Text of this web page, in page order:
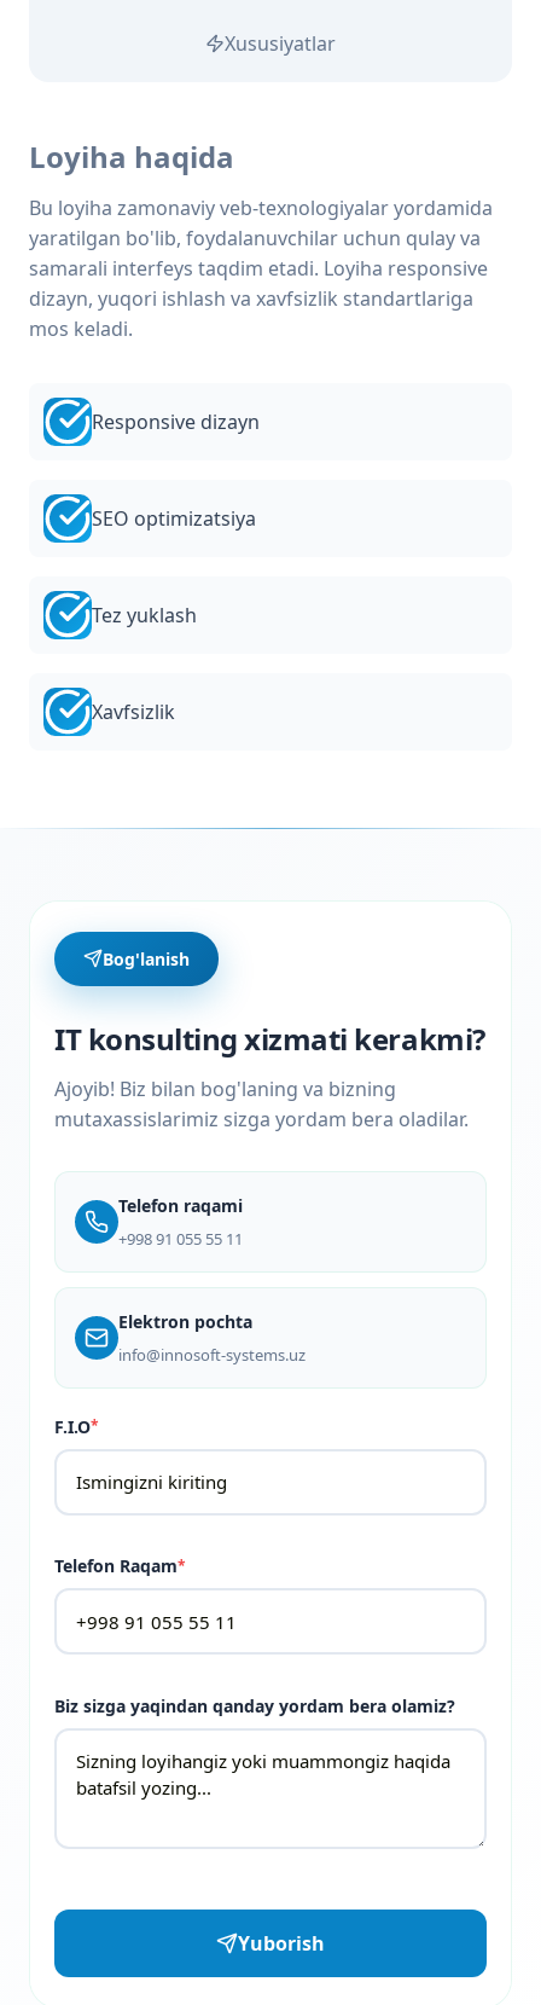
Xususiyatlar
Loyiha haqida
Bu loyiha zamonaviy veb-texnologiyalar yordamida
yaratilgan bo'lib, foydalanuvchilar uchun qulay va
samarali interfeys taqdim etadi. Loyiha responsive
dizayn, yuqori ishlash va xavfsizlik standartlariga
mos keladi.
Responsive dizayn
SEO optimizatsiya
Tez yuklash
Xavfsizlik
Bog'lanish
IT konsulting xizmati kerakmi?
Ajoyib! Biz bilan bog'laning va bizning
mutaxassislarimiz sizga yordam bera oladilar.
Telefon raqami
+998 91 055 55 11
Elektron pochta
info@innosoft-systems.uz
F.I.O*
Telefon Raqam*
Biz sizga yaqindan qanday yordam bera olamiz?
Yuborish